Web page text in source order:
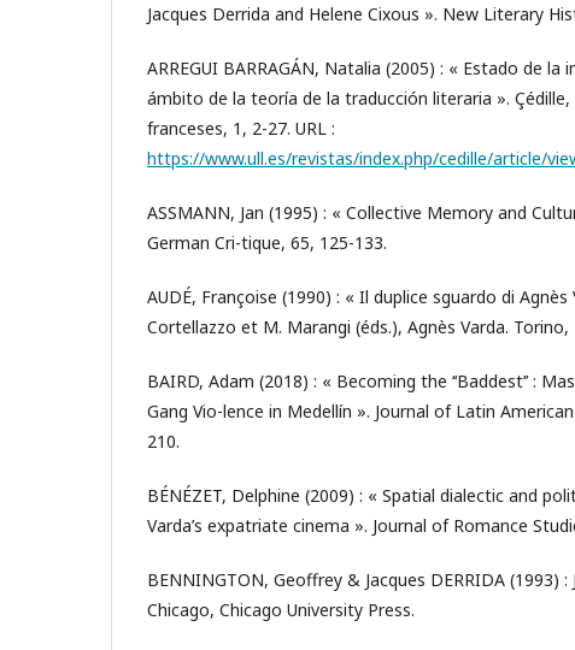
Jacques Derrida and Helene Cixous ». New Literary
ARREGUI BARRAGÁN, Natalia (2005) : « Estado de la
ámbito de la teoría de la traducción literaria ».
franceses, 1, 2-27. URL :
https://www.ull.es/revistas/index.php/cedille/article/
ASSMANN, Jan (1995) : « Collective Memory and
German Cri-tique, 65, 125-133.
AUDÉ, Françoise (1990) : « Il duplice sguardo di Agnès
Cortellazzo et M. Marangi (éds.), Agnès Varda. Torino,
BAIRD, Adam (2018) : « Becoming the ‘‘Baddest’’ :
Gang Vio-lence in Medellín ». Journal of Latin
210.
BÉNÉZET, Delphine (2009) : « Spatial dialectic and
Varda’s expatriate cinema ». Journal of Romance
BENNINGTON, Geoffrey & Jacques DERRIDA (1993) :
Chicago, Chicago University Press.